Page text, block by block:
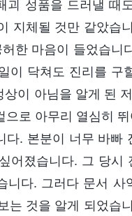
성품을 드러낼 때
지체될 것만 같았습
한 마음이 들었습
이 닥쳐도 진리를
이 아님을 알게 된
로 아무리 열심히
. 본분이 너무 바빠
어졌습니다. 그 당시
니다. 그러다 문서
는 것을 알게 되었습